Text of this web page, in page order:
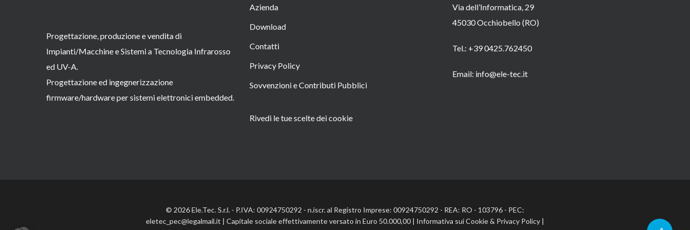
Progettazione, produzione e vendita di
Impianti/Macchine e Sistemi a Tecnologia Infrarosso
ed UV-A.
Progettazione ed ingegnerizzazione
firmware/hardware per sistemi elettronici embedded.
Azienda
Download
Contatti
Privacy Policy
Sovvenzioni e Contributi Pubblici
Rivedi le tue scelte dei cookie
Via dell’Informatica, 29
45030 Occhiobello (RO)
Tel.: +39 0425.762450
Email: info@ele-tec.it
© 2026 Ele.Tec. S.r.l. - P.IVA: 00924750292 - n.iscr. al Registro Imprese: 00924750292 - REA: RO - 103796 - PEC:
eletec_pec@legalmail.it | Capitale sociale effettivamente versato in Euro 50.000,00 | Informativa sui Cookie& Privacy Policy|